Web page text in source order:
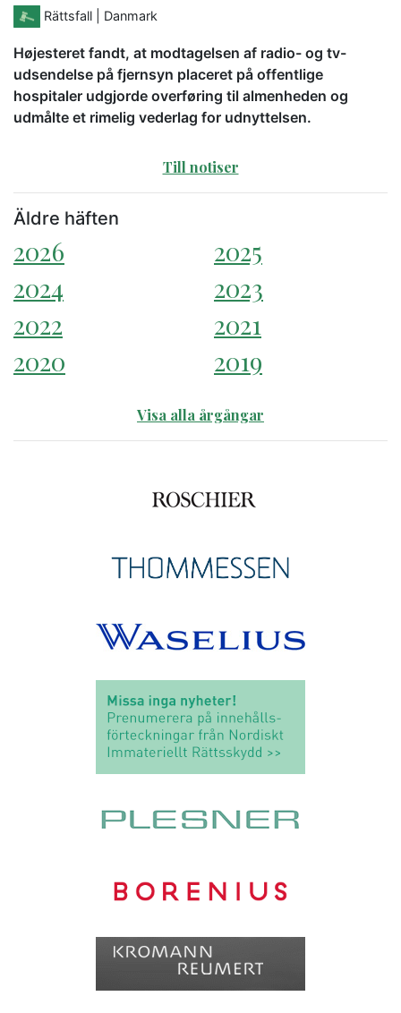
Rättsfall | Danmark
Højesteret fandt, at modtagelsen af radio- og tv-
udsendelse på fjernsyn placeret på offentlige
hospitaler udgjorde overføring til almenheden og
udmålte et rimelig vederlag for udnyttelsen.
Till notiser
Äldre häften
2026
2025
2024
2023
2022
2021
2020
2019
Visa alla årgångar